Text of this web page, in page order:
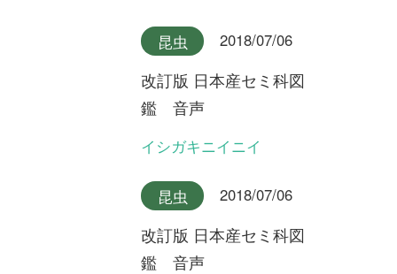
コース一覧 使い方ガイド
掲載図鑑一覧 よくある質問